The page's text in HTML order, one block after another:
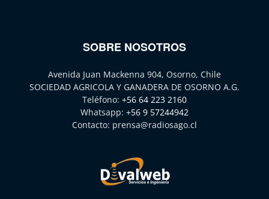
SOBRE NOSOTROS
Avenida Juan Mackenna 904, Osorno, Chile
SOCIEDAD AGRICOLA Y GANADERA DE OSORNO A.G.
Teléfono: +56 64 223 2160
Whatsapp: +56 9 57244942
Contacto: prensa@radiosago.cl